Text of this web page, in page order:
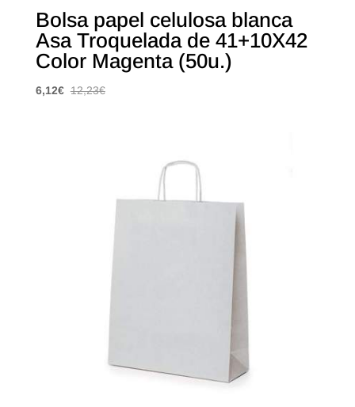
Bolsa papel celulosa blanca
Asa Troquelada de 41+10X42
Color Magenta (50u.)
6,12€ 12,23€